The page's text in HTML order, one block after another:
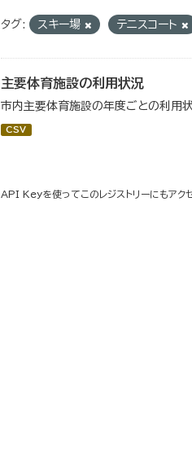
タグ: スキー場 テニスコート
主要体育施設の利用状況
市内主要体育施設の年度ごとの利用状
CSV
API Keyを使ってこのレジストリーにもアク